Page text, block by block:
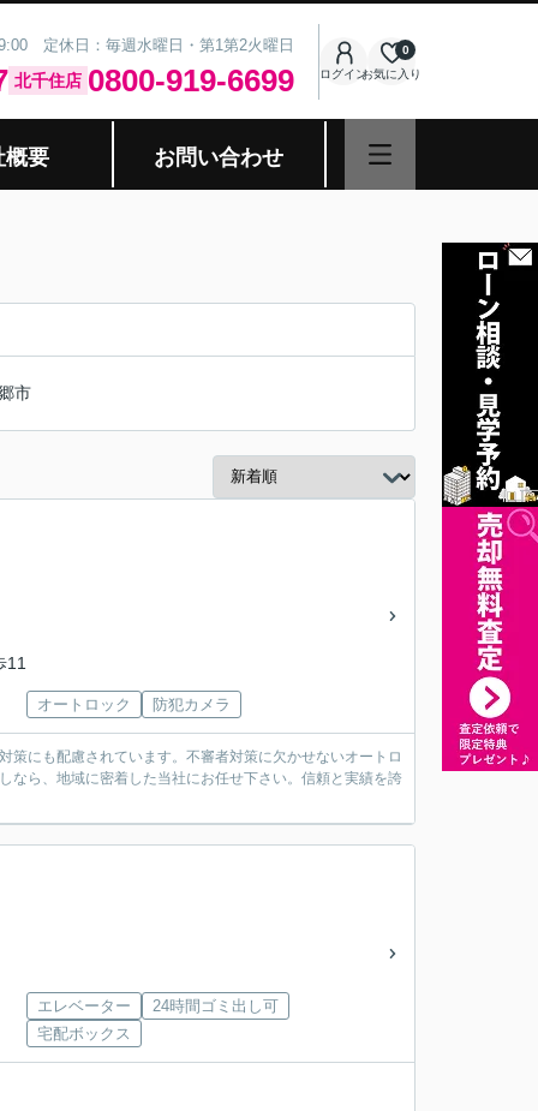
定休日：毎週水曜日・第1第2火曜日
北千住店 0800-919-6699 ログインお気に入り
0
概要 お問い合わせ
市
11
オートロック 防犯カメラ
にも配慮されています。不審者対策に欠かせないオートロ
なら、地域に密着した当社にお任せ下さい。信頼と実績を誇
エレベーター
24時間ゴミ出し可
宅配ボックス